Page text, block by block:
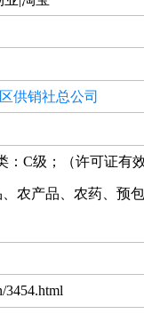
供销社总公司
C级；（许可证有
农产品、农药、预
3454.html